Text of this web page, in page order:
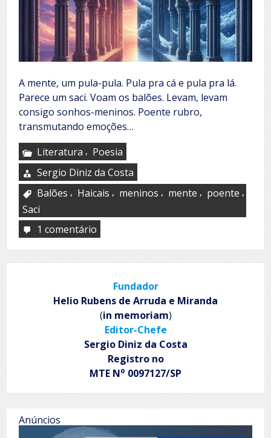
A mente, um pula-pula. Pula pra cá e pula pra lá.
Parece um saci. Voam os balões. Levam, levam
consigo sonhos-meninos. Poente rubro,
transmutando emoções…
Literatura , Poesia
Sergio Diniz da Costa
Balões , Haicais , meninos , mente , poente ,
Saci
1 comentário
Fundador
Helio Rubens de Arruda e Miranda
(in memoriam)
Editor-Chefe
Sergio Diniz da Costa
Registro no
MTE No 0097127/SP
Anúncios